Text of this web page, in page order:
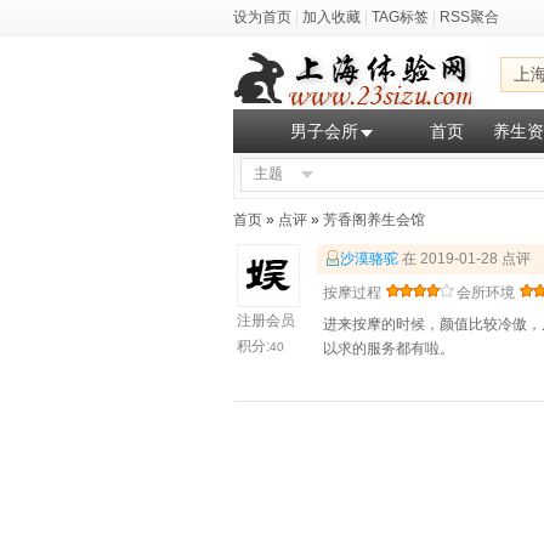
设为首页 加入收藏 TAG标签 RSS聚合
上
男子会所 首页 养生
主题
首页 » 点评 » 芳香阁养生会馆
注册会员
积分:40
沙漠骆驼 在 2019-01-28 点评
按摩过程
会所环境
进来按摩的时候，颜值比较冷傲
以求的服务都有啦。